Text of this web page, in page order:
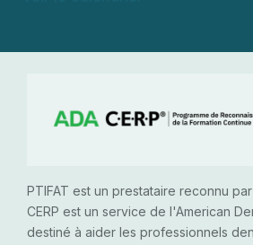
PTIFAT est un prestataire reconnu par
CERP est un service de l'American
destiné à aider les professionnels